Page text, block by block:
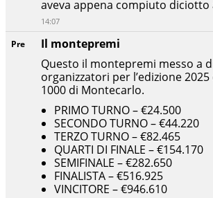
Pre
Il montepremi
Questo il montepremi messo a
organizzatori per l’edizione
1000 di Montecarlo.
PRIMO TURNO – €24.500
SECONDO TURNO – €44.220
TERZO TURNO – €82.465
QUARTI DI FINALE – €154.170
SEMIFINALE – €282.650
FINALISTA – €516.925
VINCITORE – €946.610
aveva appena compiuto diciotto
14:07